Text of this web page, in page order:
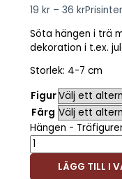
19 kr – 36 kr
Söta hängen i trä
dekoration i t.ex.
Storlek: 4-7 cm
Figur
Färg
Hängen -
LÄGG TILL I